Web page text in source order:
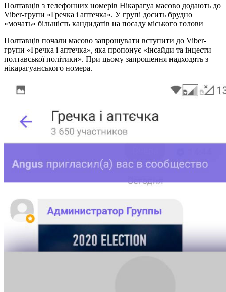
Полтавців з телефонних номерів Нікарагуа масово додають до
Viber-групи «Гречка і аптечка». У групі досить брудно
«мочать» більшість кандидатів на посаду міського голови
Полтавців почали масово запрошувати вступити до Viber-
групи «Гречка і аптечка», яка пропонує «інсайди та інцести
полтавської політики». При цьому запрошення надходять з
нікарагуанського номера.